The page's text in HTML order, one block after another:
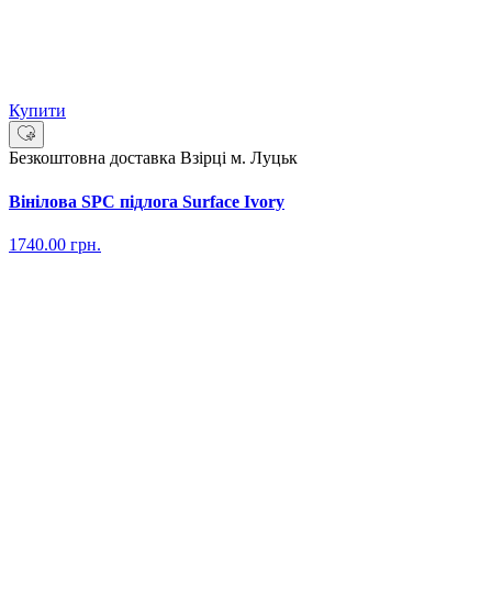
Купити
Безкоштовна доставка Взірці м. Луцьк
Вінілова SPC підлога Surface Ivory
1740.00 грн.